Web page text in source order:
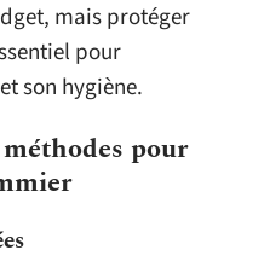
mais protéger
pour
son hygiène.
pour